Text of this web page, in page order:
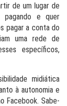
de um lugar de
e quer
pagar a conta do
uma rede de
específicos,
midiática
à autonomia e
Facebook. Sabe-